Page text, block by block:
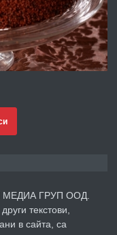
преди 1 година
на Ангел
преди 1 година
МЕДИА ГРУП ООД.
текстови,
в сайта, са